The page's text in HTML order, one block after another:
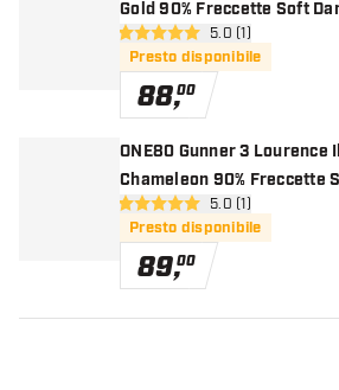
Gold 90% Freccette Soft
apri pannello
5 stelle di valutazione
5.0 (1)
Presto disponibile
88,00
ONE80 Gunner 3 Lourence
Chameleon 90% Freccette
apri pannello
5 stelle di valutazione
5.0 (1)
Presto disponibile
89,00